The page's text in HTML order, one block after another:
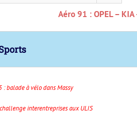
Aéro 91 : OPEL –
balade à vélo dans Massy
interentreprises aux ULIS